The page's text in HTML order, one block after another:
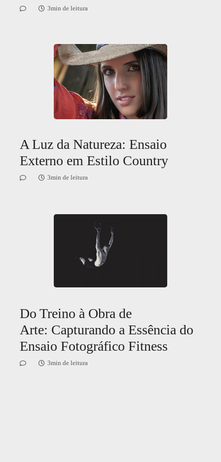
3min de leitura
A Luz da Natureza: Ensaio
Externo em Estilo Country
3min de leitura
Do Treino à Obra de
Arte: Capturando a Essência do
Ensaio Fotográfico Fitness
3min de leitura